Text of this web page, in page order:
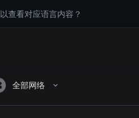
以查看对应语言内容？
全部网络